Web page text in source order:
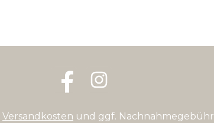
FacebookInstagram
Versandkosten und ggf.